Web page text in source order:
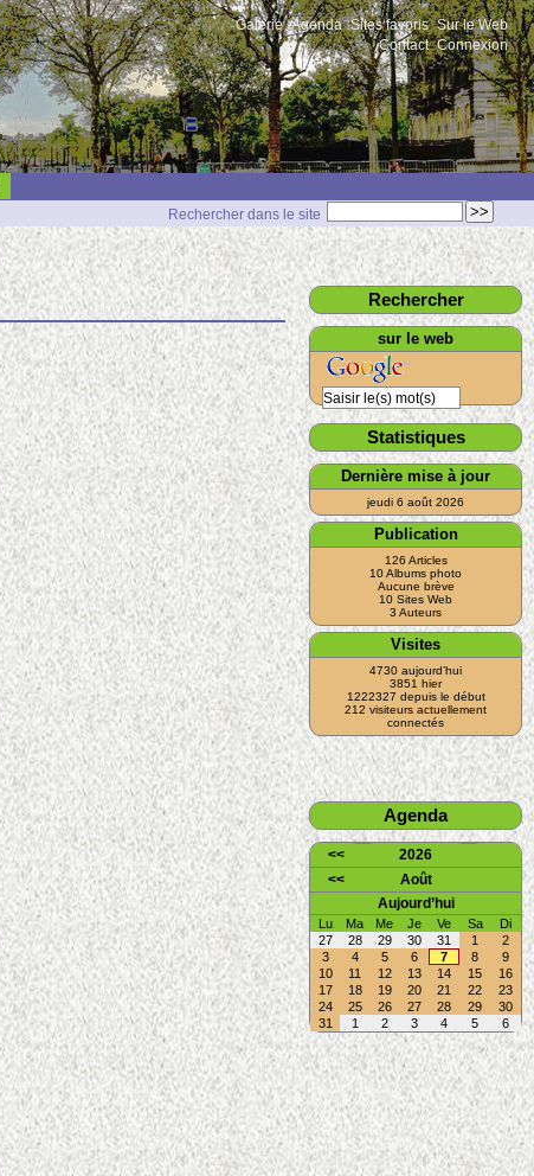
Galerie Agenda Sites favoris Sur le Web
Contact Connexion
Rechercher dans le site
Rechercher
sur le web
Statistiques
Dernière mise à jour
jeudi 6 août 2026
Publication
126 Articles
10 Albums photo
Aucune brève
10 Sites Web
3 Auteurs
Visites
4730 aujourd’hui
3851 hier
1222327 depuis le début
212 visiteurs actuellement
connectés
Agenda
<<
2026
<<
Août
Aujourd’hui
Lu Ma Me Je Ve Sa
Di
27
28 29 30 31 1
2
3
4 5 6 7 8
9
10
11 12 13 14 15
16
17
18 19 20 21 22
23
24
25 26 27 28 29
30
31
1 2 3 4 5 6